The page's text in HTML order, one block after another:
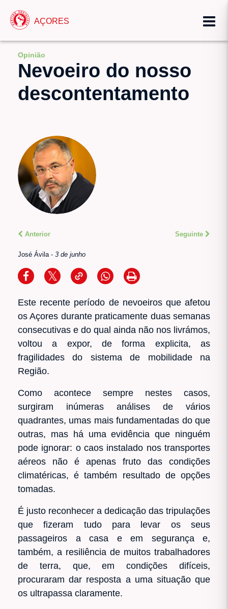
AÇORES
Opinião
Nevoeiro do nosso
descontentamento
Anterior Seguinte
José Ávila- 3 de junho
Este recente período de nevoeiros que afetou
os Açores durante praticamente duas semanas
consecutivas e do qual ainda não nos livrámos,
voltou a expor, de forma explicita, as
fragilidades do sistema de mobilidade na
Região.
Como acontece sempre nestes casos,
surgiram inúmeras análises de vários
quadrantes, umas mais fundamentadas do que
outras, mas há uma evidência que ninguém
pode ignorar: o caos instalado nos transportes
aéreos não é apenas fruto das condições
climatéricas, é também resultado de opções
tomadas.
É justo reconhecer a dedicação das tripulações
que fizeram tudo para levar os seus
passageiros a casa e em segurança e,
também, a resiliência de muitos trabalhadores
de terra, que, em condições difíceis,
procuraram dar resposta a uma situação que
os ultrapassa claramente.